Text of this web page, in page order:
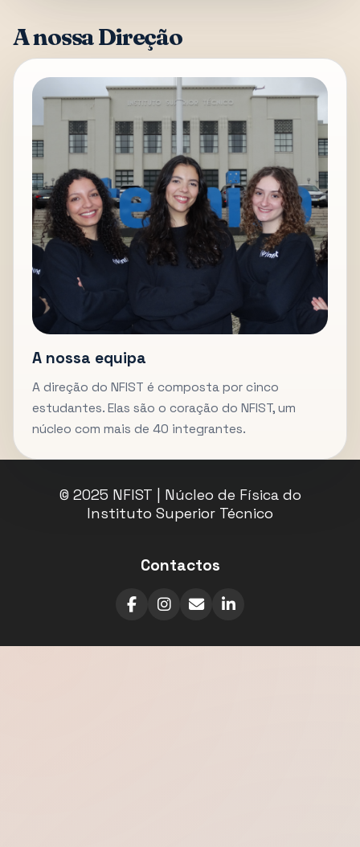
A nossa Direção
A nossa equipa
A direção do NFIST é composta por cinco
estudantes. Elas são o coração do NFIST, um
núcleo com mais de 40 integrantes.
© 2025 NFIST | Núcleo de Física do
Instituto Superior Técnico
Contactos